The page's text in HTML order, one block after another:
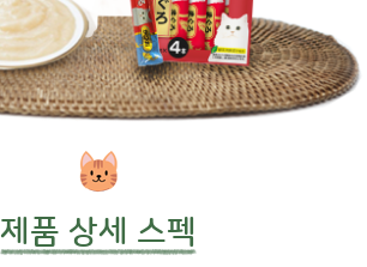
제품 상세 스펙